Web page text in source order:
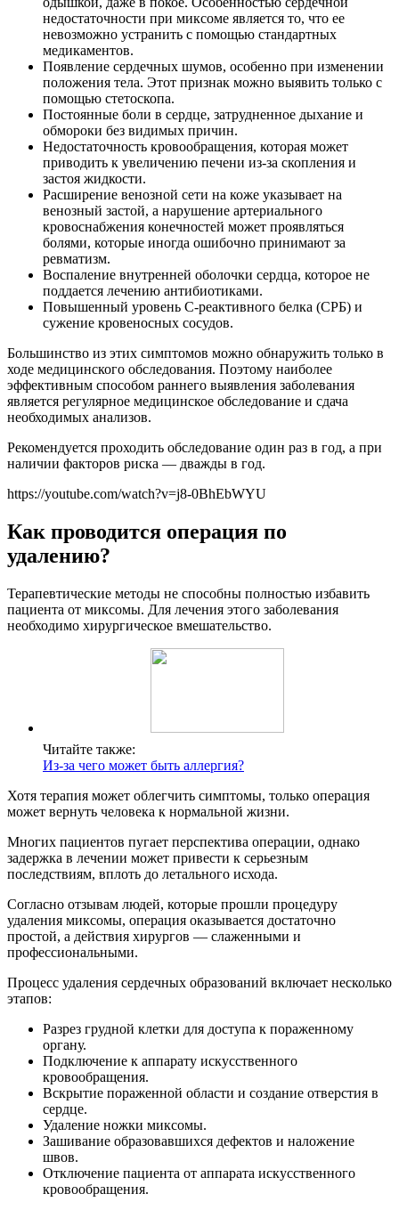
недостаточности при миксоме является то, что ее
невозможно устранить с помощью стандартных
медикаментов.
Появление сердечных шумов, особенно при изменении
положения тела. Этот признак можно выявить только с
помощью стетоскопа.
Постоянные боли в сердце, затрудненное дыхание и
обмороки без видимых причин.
Недостаточность кровообращения, которая может
приводить к увеличению печени из-за скопления и
застоя жидкости.
Расширение венозной сети на коже указывает на
венозный застой, а нарушение артериального
кровоснабжения конечностей может проявляться
болями, которые иногда ошибочно принимают за
ревматизм.
Воспаление внутренней оболочки сердца, которое не
поддается лечению антибиотиками.
Повышенный уровень С-реактивного белка (СРБ) и
сужение кровеносных сосудов.
Большинство из этих симптомов можно обнаружить только в
ходе медицинского обследования. Поэтому наиболее
эффективным способом раннего выявления заболевания
является регулярное медицинское обследование и сдача
необходимых анализов.
Рекомендуется проходить обследование один раз в год, а при
наличии факторов риска — дважды в год.
https://youtube.com/watch?v=j8-0BhEbWYU
Как проводится операция по
удалению?
Терапевтические методы не способны полностью избавить
пациента от миксомы. Для лечения этого заболевания
необходимо хирургическое вмешательство.
Читайте также:
Из-за чего может быть аллергия?
Хотя терапия может облегчить симптомы, только операция
может вернуть человека к нормальной жизни.
Многих пациентов пугает перспектива операции, однако
задержка в лечении может привести к серьезным
последствиям, вплоть до летального исхода.
Согласно отзывам людей, которые прошли процедуру
удаления миксомы, операция оказывается достаточно
простой, а действия хирургов — слаженными и
профессиональными.
Процесс удаления сердечных образований включает несколько
этапов:
Разрез грудной клетки для доступа к пораженному
органу.
Подключение к аппарату искусственного
кровообращения.
Вскрытие пораженной области и создание отверстия в
сердце.
Удаление ножки миксомы.
Зашивание образовавшихся дефектов и наложение
швов.
Отключение пациента от аппарата искусственного
кровообращения.